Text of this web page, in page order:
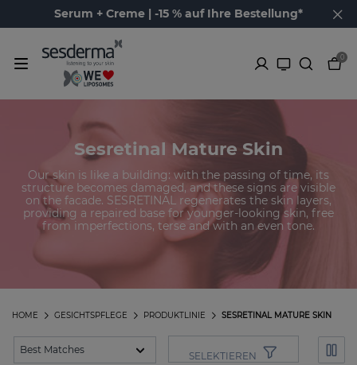
Serum + Creme | -15 % auf Ihre Bestellung*
0
Sesretinal Mature Skin
Our skin is like a building: with the passing of time, its
structure becomes damaged, and these signs are visible
on the facade. SESRETINAL regenerates the skin layers,
providing a repaired base for younger-looking skin, free
from imperfections, terse and with an even tone.
SESRETINAL MATURE SKIN
PRODUKTLINIE
GESICHTSPFLEGE
HOME
SELEKTIEREN